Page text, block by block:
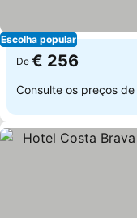
Escolha popular
De € 256
Consulte os preços de